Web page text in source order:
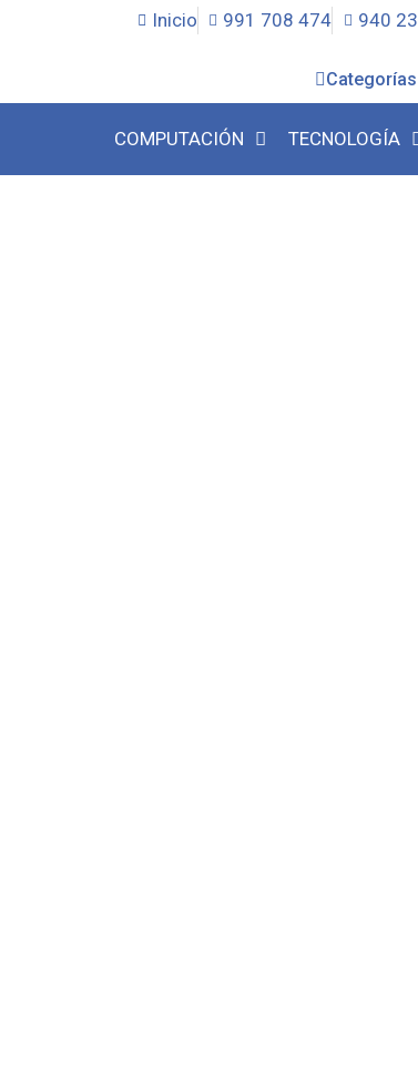
Inicio 991 708 474 940
Categorías
COMPUTACIÓN TECNOLOGÍA